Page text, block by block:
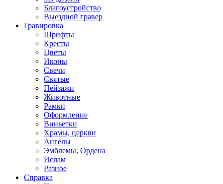
Благоустройство
Выездной гравер
Гравировка
Шрифты
Кресты
Цветы
Иконы
Свечи
Святые
Пейзажи
Животные
Рамки
Оформление
Виньетки
Храмы, церкви
Ангелы
Эмблемы, Ордена
Ислам
Разное
Справка